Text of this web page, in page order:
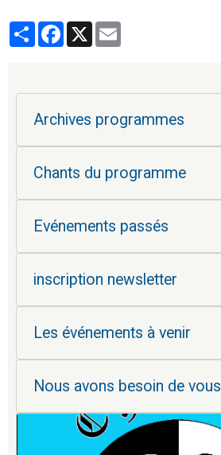
PartagerFacebook
X
Archives programmes
Chants du programme
Evénements passés
inscription newsletter
Les événements à venir
Nous avons besoin de vous